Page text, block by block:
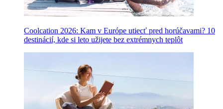
Coolcation 2026: Kam v Európe utiecť pred horúčavami? 10
destinácií, kde si leto užijete bez extrémnych teplôt